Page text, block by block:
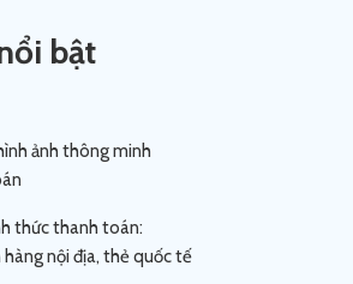
bật
ảnh thông minh
thức thanh toán:
hàng nội địa, thẻ quốc tế